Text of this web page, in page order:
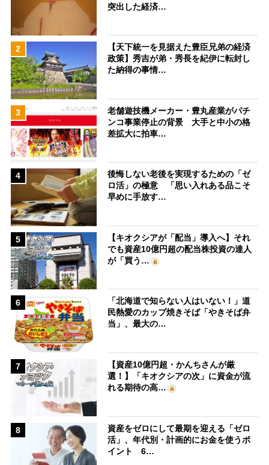
突出した経済…
2
【天下統一を見据えた豊臣兄弟の経済
政策】秀吉が弟・秀長を紀伊に転封し
た納得の事情…
3
老舗遊技機メーカー・豊丸産業がパチ
ンコ事業停止の背景 大手と中小の格
差拡大に拍車…
4
後悔しない老後を実現するための「ゼ
ロ活」の極意 「思い入れある品こそ
早めに手放す…
5
【キオクシアが「配当」導入へ】それ
でも資産10億円超の配当株投資の達人
が「買う…
6
「北海道で知らない人はいない！」道
民熱愛のカップ焼きそば「やきそば弁
当」、最大の…
7
【資産10億円超・かんちさんが厳
選！】「キオクシアの次」に資金が流
れる期待の高…
8
資産をゼロにして最期を迎える「ゼロ
活」、年代別・計画的にお金を使うポ
イント 6…